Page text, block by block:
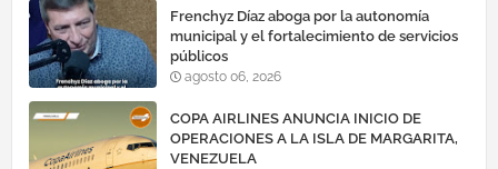
Frenchyz Díaz aboga por la autonomía
municipal y el fortalecimiento de servicios
públicos
agosto 06, 2026
COPA AIRLINES ANUNCIA INICIO DE
OPERACIONES A LA ISLA DE MARGARITA,
VENEZUELA